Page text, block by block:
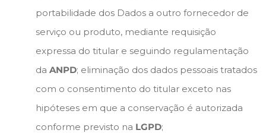
portabilidade dos Dados a outro fornecedor de
serviço ou produto, mediante requisição
expressa do titular e seguindo regulamentação
da ANPD; eliminação dos dados pessoais tratados
com o consentimento do titular exceto nas
hipóteses em que a conservação é autorizada
conforme previsto na LGPD;